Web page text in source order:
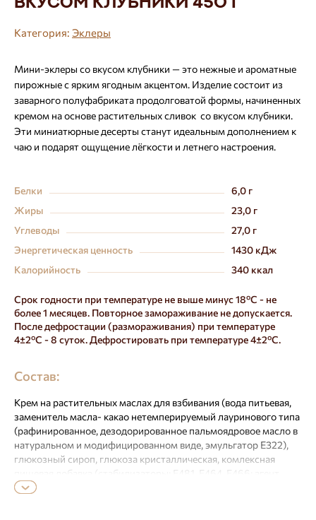
Категория: Эклеры
Мини-эклеры со вкусом клубники — это нежные и ароматные
пирожные с ярким ягодным акцентом. Изделие состоит из
заварного полуфабриката продолговатой формы, начиненных
кремом на основе растительных сливок со вкусом клубники.
Эти миниатюрные десерты станут идеальным дополнением к
чаю и подарят ощущение лёгкости и летнего настроения.
Белки
6,0 г
Жиры
23,0 г
Углеводы
27,0 г
Энергетическая ценность
1430 кДж
Калорийность
340 ккал
Срок годности при температуре не выше минус 18ºС - не
более 1 месяцев. Повторное замораживание не допускается.
После дефростации (размораживания) при температуре
4±2ºС - 8 суток. Дефростировать при температуре 4±2ºС.
Состав:
Крем на растительных маслах для взбивания (вода питьевая,
заменитель масла- какао нетемперируемый лауринового типа
(рафинированное, дезодорированное пальмоядровое масло в
натуральном и модифицированном виде, эмульгатор Е322),
глюкозный сироп, глюкоза кристаллическая, комлексная
пищевая добавка (стабилизаторы: Е481, Е464, Е466; агент
антислеживающий Е460i, эмульгатор: Е475,